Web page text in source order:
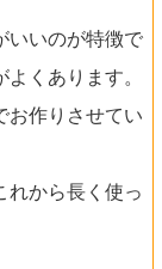
いいのが特徴で
くあります。
お作りさせてい
れから長く使っ